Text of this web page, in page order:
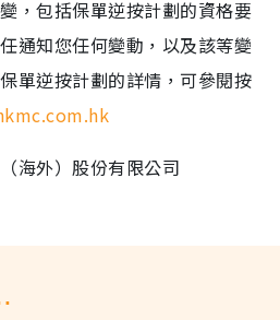
，包括保單逆按計劃的資格要
通知您任何變動，以及該等變
單逆按計劃的詳情，可參閱按
海外）股份有限公司